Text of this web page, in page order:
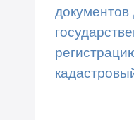
документов